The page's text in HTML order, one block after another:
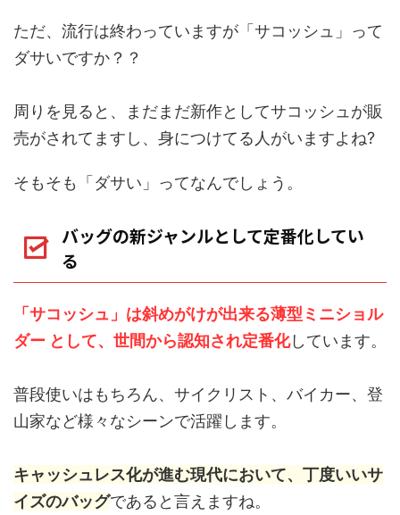
ただ、流行は終わっていますが「サコッシュ」って
ダサいですか？？
周りを見ると、まだまだ新作としてサコッシュが販
売がされてますし、身につけてる人がいますよね?
そもそも「ダサい」ってなんでしょう。
バッグの新ジャンルとして定番化してい
る
「サコッシュ」は斜めがけが出来る薄型ミニショル
ダー として、世間から認知され定番化しています。
普段使いはもちろん、サイクリスト、バイカー、登
山家など様々なシーンで活躍します。
キャッシュレス化が進む現代において、丁度いいサ
イズのバッグであると言えますね。